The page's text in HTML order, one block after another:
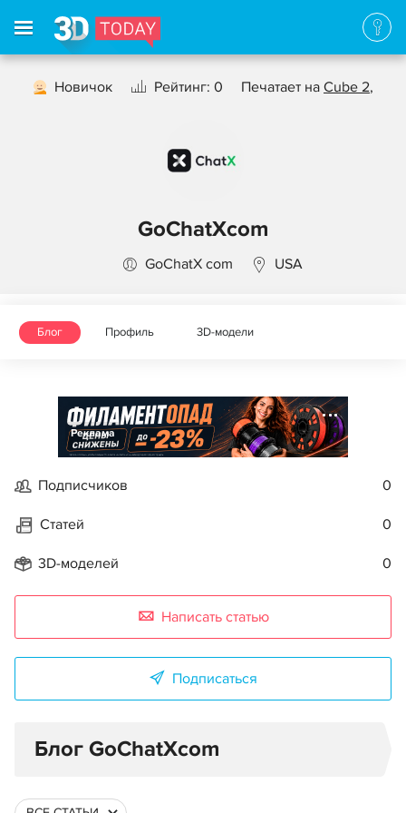
Новичок Рейтинг: 0 Печатает на Cube 2,
GoChatXcom
GoChatX com USA
Блог Профиль 3D-модели
Реклама
Подписчиков 0
Статей 0
3D-моделей 0
Написать статью
Подписаться
Блог GoChatXcom